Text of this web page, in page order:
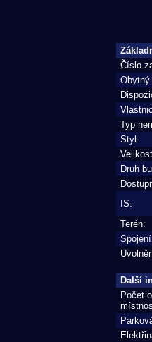
Číslo
Obytný
Typ
Styl:
Druh
IS:
Terén:
Další
Počet